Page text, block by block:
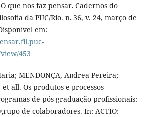
que nos faz pensar. Cadernos do
da PUC/Rio. n. 36, v. 24, março de
em:
453
MENDONÇA, Andrea Pereira;
et all. Os produtos e processos
de pós-graduação profissionais:
de colaboradores. In: ACTIO: